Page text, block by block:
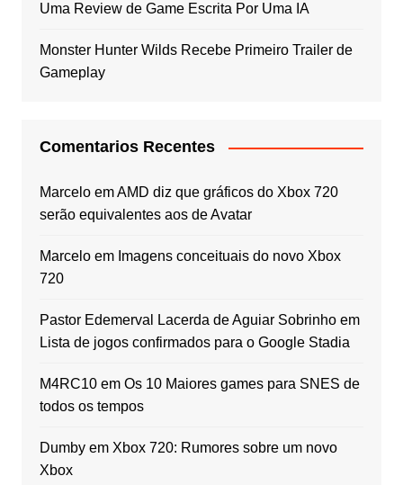
Uma Review de Game Escrita Por Uma IA
Monster Hunter Wilds Recebe Primeiro Trailer de
Gameplay
Comentarios Recentes
MarceloemAMD diz que gráficos do Xbox 720
serão equivalentes aos de Avatar
Marceloem Imagens conceituais do novo Xbox
720
Pastor Edemerval Lacerda de Aguiar Sobrinhoem
Lista de jogos confirmados para o Google Stadia
M4RC10em Os 10 Maiores games para SNES de
todos os tempos
Dumbyem Xbox 720: Rumores sobre um novo
Xbox